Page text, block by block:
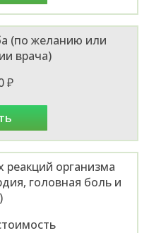
(по желанию или
врача)
₽
организма
головная боль и